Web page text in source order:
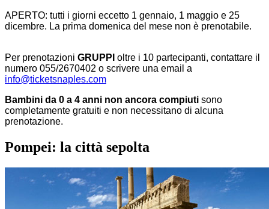
APERTO: tutti i giorni eccetto 1 gennaio, 1 maggio e 25
dicembre. La prima domenica del mese non è prenotabile.
Per prenotazioni GRUPPI oltre i 10 partecipanti, contattare il
numero 055/2670402 o scrivere una email a
info@ticketsnaples.com
Bambini da 0 a 4 anni non ancora compiuti sono
completamente gratuiti e non necessitano di alcuna
prenotazione.
Pompei: la città sepolta